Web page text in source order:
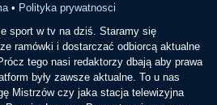
• Polityka prywatnosci
sport w tv na dziś. Staramy się
ramówki i dostarczać odbiorcą aktualne
tego nasi redaktorzy dbają aby prawa
były zawsze aktualne. To u nas
Mistrzów czy jaka stacja telewizyjna